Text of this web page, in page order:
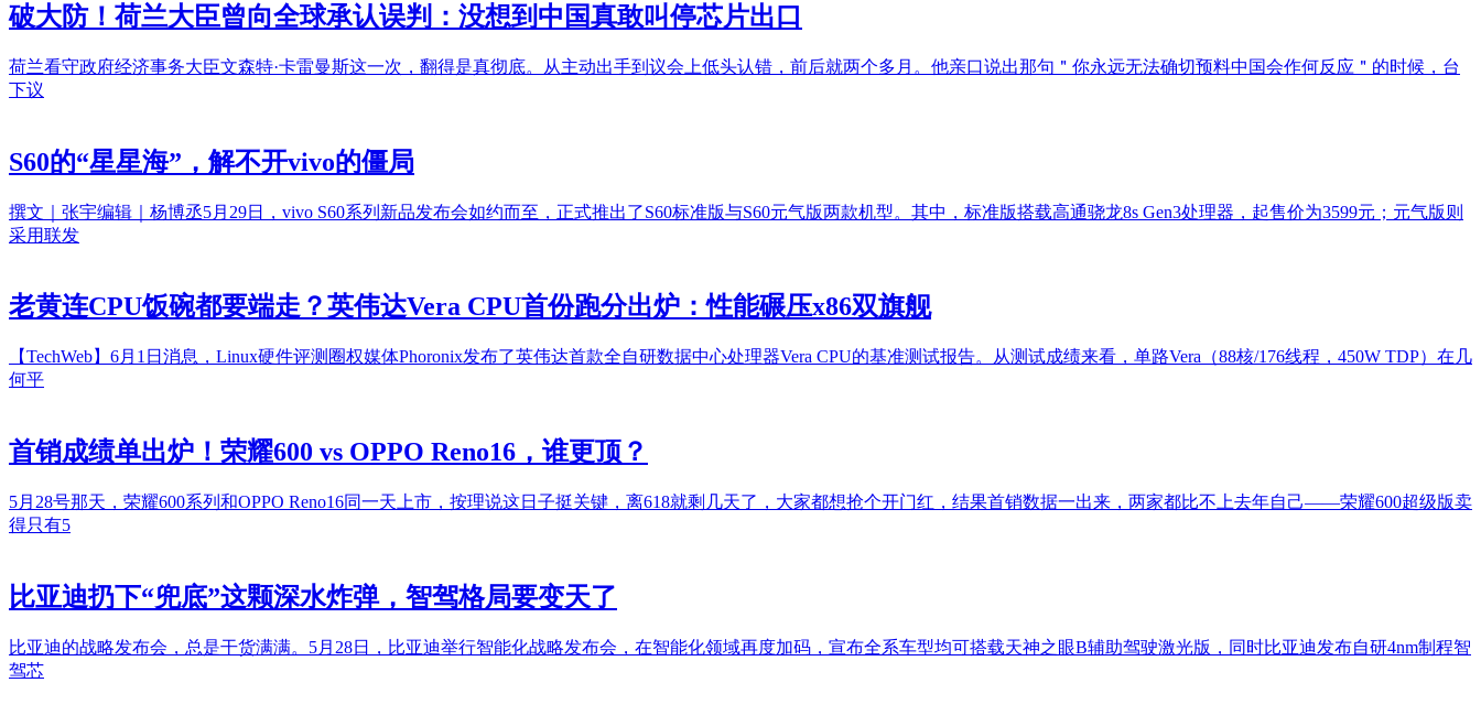
破大防！荷兰大臣曾向全球承认误判：没想到中国真敢叫停芯片出口
荷兰看守政府经济事务大臣文森特·卡雷曼斯这一次，翻得是真彻底。从主动出手到议会上低头认错，前后就两个多月。他亲口说出那句＂你永远无法确切预料中国会作何反应＂的时候，台
下议
S60的“星星海”，解不开vivo的僵局
撰文｜张宇编辑｜杨博丞5月29日，vivo S60系列新品发布会如约而至，正式推出了S60标准版与S60元气版两款机型。其中，标准版搭载高通骁龙8s Gen3处理器，起售价为3599元；元气版则
采用联发
老黄连CPU饭碗都要端走？英伟达Vera CPU首份跑分出炉：性能碾压x86双旗舰
【TechWeb】6月1日消息，Linux硬件评测圈权媒体Phoronix发布了英伟达首款全自研数据中心处理器Vera CPU的基准测试报告。从测试成绩来看，单路Vera（88核/176线程，450W TDP）在几
何平
首销成绩单出炉！荣耀600 vs OPPO Reno16，谁更顶？
5月28号那天，荣耀600系列和OPPO Reno16同一天上市，按理说这日子挺关键，离618就剩几天了，大家都想抢个开门红，结果首销数据一出来，两家都比不上去年自己——荣耀600超级版卖
得只有5
比亚迪扔下“兜底”这颗深水炸弹，智驾格局要变天了
比亚迪的战略发布会，总是干货满满。5月28日，比亚迪举行智能化战略发布会，在智能化领域再度加码，宣布全系车型均可搭载天神之眼B辅助驾驶激光版，同时比亚迪发布自研4nm制程智
驾芯